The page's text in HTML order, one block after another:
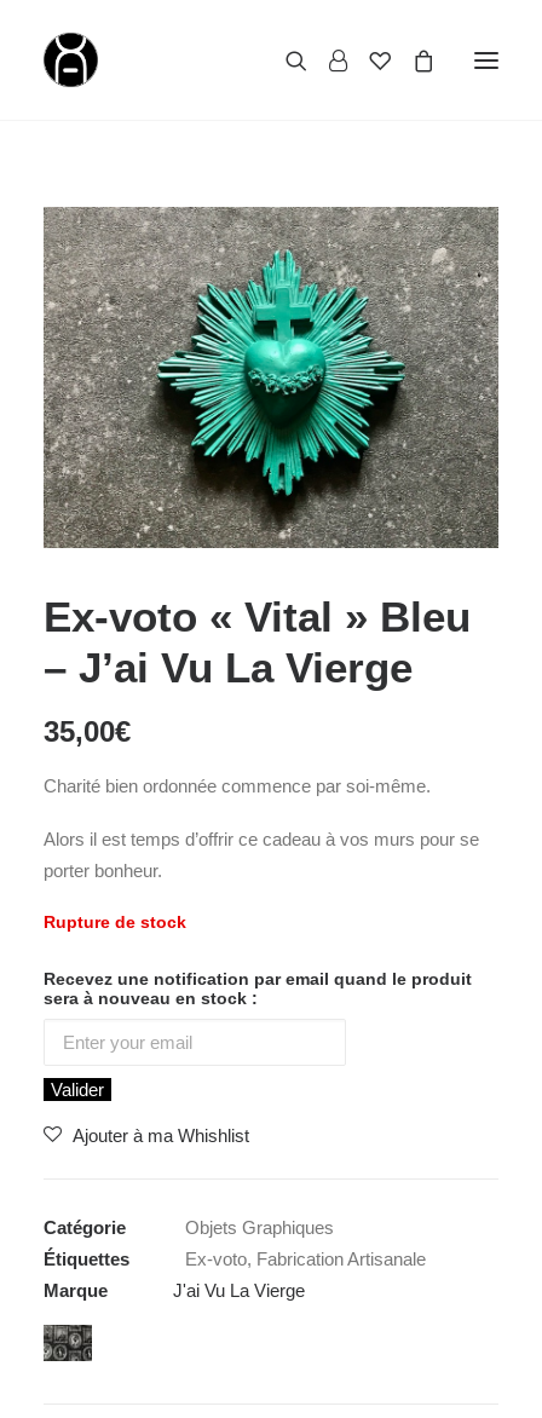
Ex-voto « Vital » Bleu
– J’ai Vu La Vierge
35,00€
Charité bien ordonnée commence par soi-même.
Alors il est temps d’offrir ce cadeau à vos murs pour se
porter bonheur.
Rupture de stock
Recevez une notification par email quand le produit
sera à nouveau en stock :
Valider
Ajouter à ma Whishlist
Catégorie
Objets Graphiques
Étiquettes
Ex-voto, Fabrication Artisanale
Marque
J'ai Vu La Vierge